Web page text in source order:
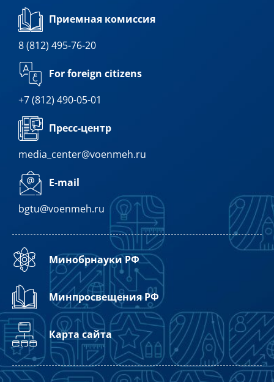
Приемная комиссия
8 (812) 495-76-20
For foreign citizens
+7 (812) 490-05-01
Пресс-центр
media_center@voenmeh.ru
E-mail
bgtu@voenmeh.ru
Минобрнауки РФ
Минпросвещения РФ
Карта сайта